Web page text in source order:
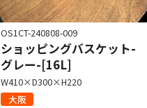
OS1CT-240808-009
ショッピングバスケット-
グレー-[16L]
W410×D300×H220
大阪